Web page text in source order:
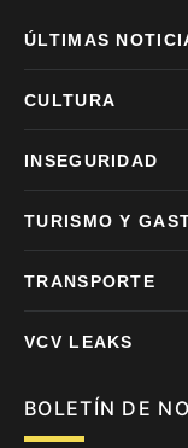
ÚLTIMAS
CULTURA
INSEGURIDAD
TURISMO Y
TRANSPORTE
VCV LEAKS
BOLETÍN DE